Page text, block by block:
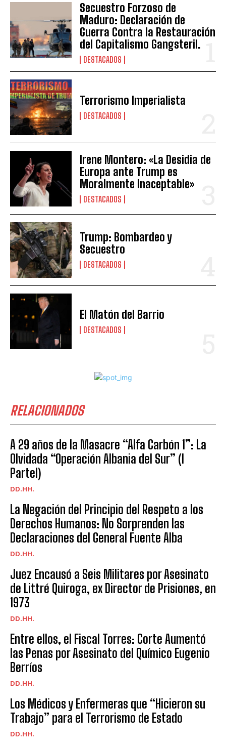
Secuestro Forzoso de
Maduro: Declaración de
Guerra Contra la Restauración
del Capitalismo Gangsteril.
DESTACADOS
Terrorismo Imperialista
DESTACADOS
Irene Montero: «La Desidia de
Europa ante Trump es
Moralmente Inaceptable»
DESTACADOS
Trump: Bombardeo y
Secuestro
DESTACADOS
El Matón del Barrio
DESTACADOS
RELACIONADOS
A 29 años de la Masacre “Alfa Carbón 1”: La
Olvidada “Operación Albania del Sur” (I
ParteI)
DD.HH.
La Negación del Principio del Respeto a los
Derechos Humanos: No Sorprenden las
Declaraciones del General Fuente Alba
DD.HH.
Juez Encausó a Seis Militares por Asesinato
de Littré Quiroga, ex Director de Prisiones, en
1973
DD.HH.
Entre ellos, el Fiscal Torres: Corte Aumentó
las Penas por Asesinato del Químico Eugenio
Berríos
DD.HH.
Los Médicos y Enfermeras que “Hicieron su
Trabajo” para el Terrorismo de Estado
DD.HH.